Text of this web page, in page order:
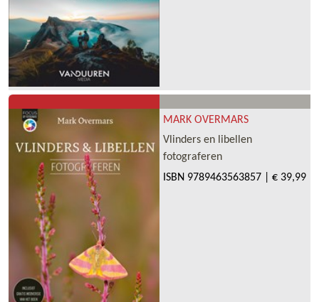
MARK OVERMARS
Vlinders en libellen
fotograferen
ISBN 9789463563857 € 39,99